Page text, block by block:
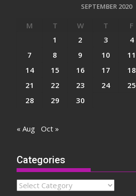
SEPTEMBER 2020
M T W T F
1
2 3 4
7
8 9 10 11
14
15 16 17 18
21
22 23 24 25
28
29 30
« Aug Oct »
Categories
Categories